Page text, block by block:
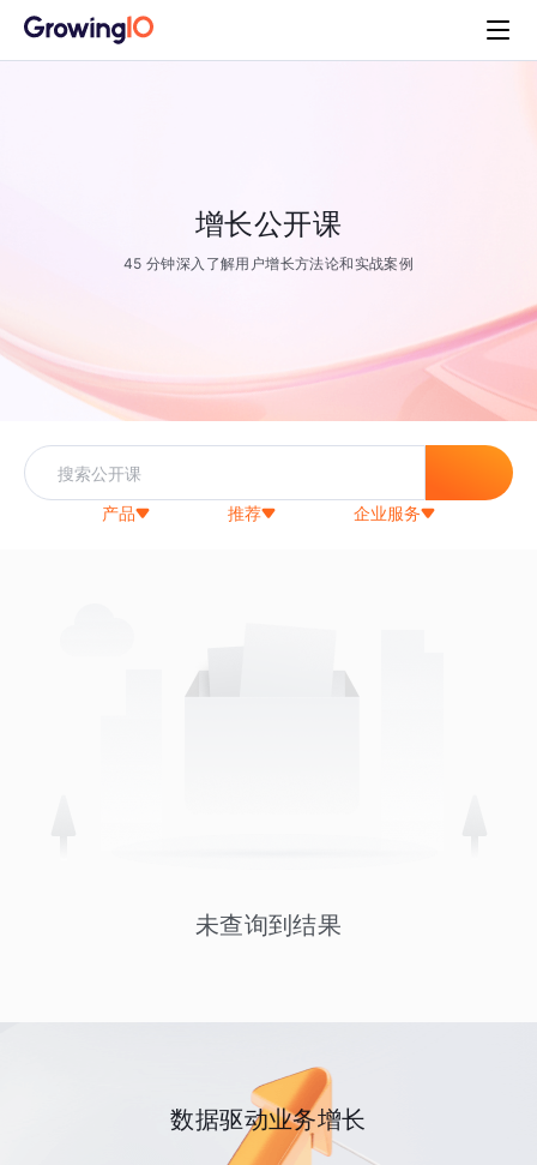
增长公开课
45 分钟深入了解用户增长方法论和实战案例
产品 推荐 企业服务
未查询到结果
数据驱动业务增长